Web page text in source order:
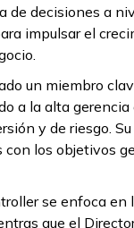
de decisiones a
impulsar el
un miembro
a la alta gerencia
y de riesgo.
los objetivos
se enfoca en
que el